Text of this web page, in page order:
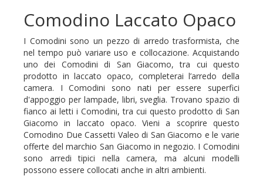
Comodino Laccato Opaco
I Comodini sono un pezzo di arredo trasformista, che
nel tempo può variare uso e collocazione. Acquistando
uno dei Comodini di San Giacomo, tra cui questo
prodotto in laccato opaco, completerai l’arredo della
camera. I Comodini sono nati per essere superfici
d'appoggio per lampade, libri, sveglia. Trovano spazio di
fianco ai letti i Comodini, tra cui questo prodotto di San
Giacomo in laccato opaco. Vieni a scoprire questo
Comodino Due Cassetti Valeo di San Giacomo e le varie
offerte del marchio San Giacomo in negozio. I Comodini
sono arredi tipici nella camera, ma alcuni modelli
possono essere collocati anche in altri ambienti.